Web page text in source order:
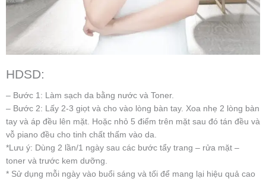
HDSD:
– Bước 1: Làm sạch da bằng nước và Toner.
– Bước 2: Lấy 2-3 giọt và cho vào lòng bàn tay. Xoa nhẹ 2 lòng bàn
tay và áp đều lên mặt. Hoặc nhỏ 5 điểm trên mặt sau đó tán đều và
vỗ piano đều cho tinh chất thấm vào da.
*Lưu ý: Dùng 2 lần/1 ngày sau các bước tẩy trang – rửa mặt –
toner và trước kem dưỡng.
* Sử dụng mỗi ngày vào buổi sáng và tối để mang lại hiệu quả cao